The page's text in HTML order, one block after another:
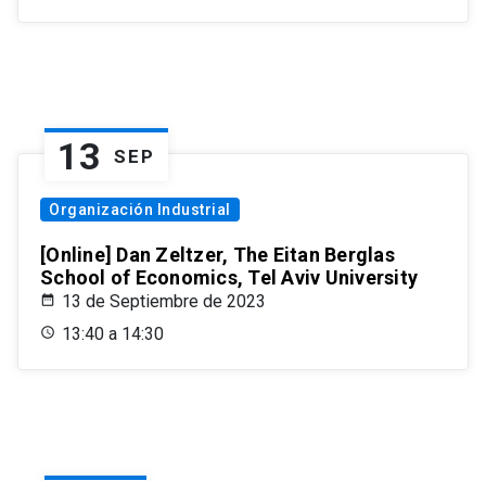
13 SEP
Organización Industrial
[Online] Dan Zeltzer, The Eitan Berglas
School of Economics, Tel Aviv University
13 de Septiembre de 2023
13:40 a 14:30